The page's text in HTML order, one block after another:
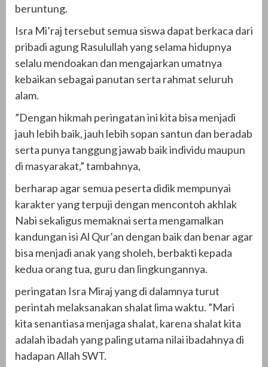
beruntung.
Isra Mi’raj tersebut semua siswa dapat berkaca dari
pribadi agung Rasulullah yang selama hidupnya
selalu mendoakan dan mengajarkan umatnya
kebaikan sebagai panutan serta rahmat seluruh
alam.
”Dengan hikmah peringatan ini kita bisa menjadi
jauh lebih baik, jauh lebih sopan santun dan beradab
serta punya tanggung jawab baik individu maupun
di masyarakat,” tambahnya,
berharap agar semua peserta didik mempunyai
karakter yang terpuji dengan mencontoh akhlak
Nabi sekaligus memaknai serta mengamalkan
kandungan isi Al Qur’an dengan baik dan benar agar
bisa menjadi anak yang sholeh, berbakti kepada
kedua orang tua, guru dan lingkungannya.
peringatan Isra Miraj yang di dalamnya turut
perintah melaksanakan shalat lima waktu. ”Mari
kita senantiasa menjaga shalat, karena shalat kita
adalah ibadah yang paling utama nilai ibadahnya di
hadapan Allah SWT.